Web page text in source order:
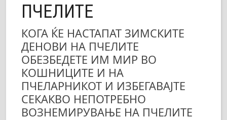
ПЧЕЛИТЕ
КОГА ЌЕ НАСТАПАТ ЗИМСКИТЕ
ДЕНОВИ НА ПЧЕЛИТЕ
ОБЕЗБЕДЕТЕ ИМ МИР ВО
КОШНИЦИТЕ И НА
ПЧЕЛАРНИКОТ И ИЗБЕГАВАЈТЕ
СЕКАКВО НЕПОТРЕБНО
ВОЗНЕМИРУВАЊЕ НА ПЧЕЛИТЕ